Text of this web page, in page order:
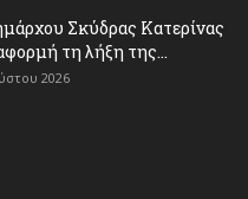
Σκύδρας Κατερίνας
τη λήξη της...
2026